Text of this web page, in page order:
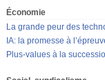
Économie
La grande peur des
IA: la promesse à
Plus-values à la